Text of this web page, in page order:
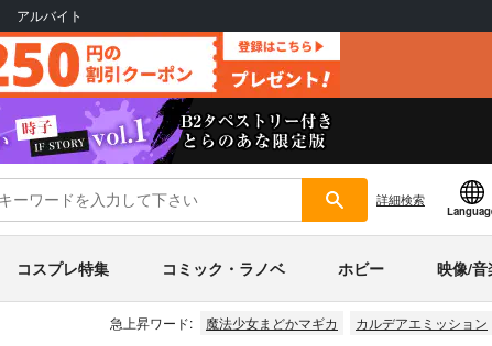
アルバイト
詳細検索
コスプレ特集 コミック・ラノベ ホビー 映像/
急上昇ワード: 魔法少女まどかマギカ カルデアエミッション